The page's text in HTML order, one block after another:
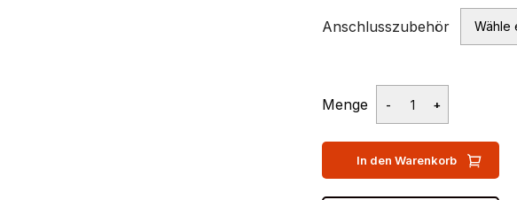
Anschlusszubehör
Menge
In den Warenkorb